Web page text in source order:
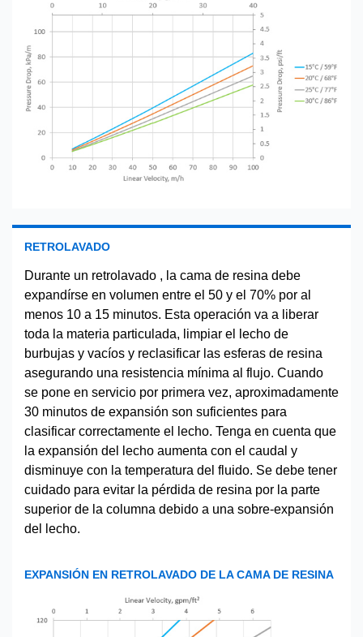
RETROLAVADO
Durante un retrolavado , la cama de resina debe
expandírse en volumen entre el 50 y el 70% por al
menos 10 a 15 minutos. Esta operación va a liberar
toda la materia particulada, limpiar el lecho de
burbujas y vacíos y reclasificar las esferas de resina
asegurando una resistencia mínima al flujo. Cuando
se pone en servicio por primera vez, aproximadamente
30 minutos de expansión son suficientes para
clasificar correctamente el lecho. Tenga en cuenta que
la expansión del lecho aumenta con el caudal y
disminuye con la temperatura del fluido. Se debe tener
cuidado para evitar la pérdida de resina por la parte
superior de la columna debido a una sobre-expansión
del lecho.
EXPANSIÓN EN RETROLAVADO DE LA CAMA DE RESINA